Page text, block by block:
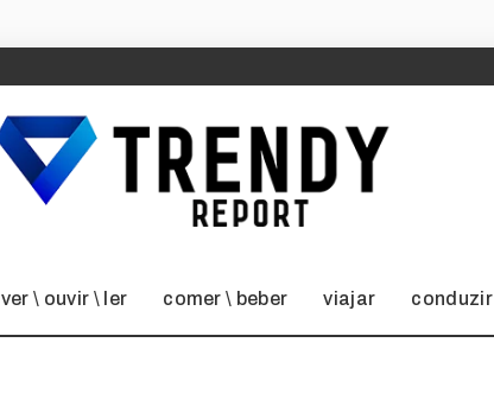
ver \ ouvir \ ler comer \ beber viajar conduzir